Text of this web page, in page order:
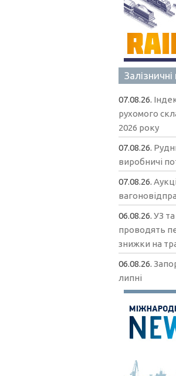
07.08.26.
рухомого
2026 року
07.08.26.
виробничі
07.08.26.
06.08.26.УЗ
проводять
знижки на
06.08.26.
липні